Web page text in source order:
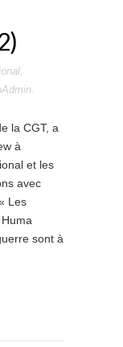
,
.
la CGT, a
à
et les
avec
Les
sont à